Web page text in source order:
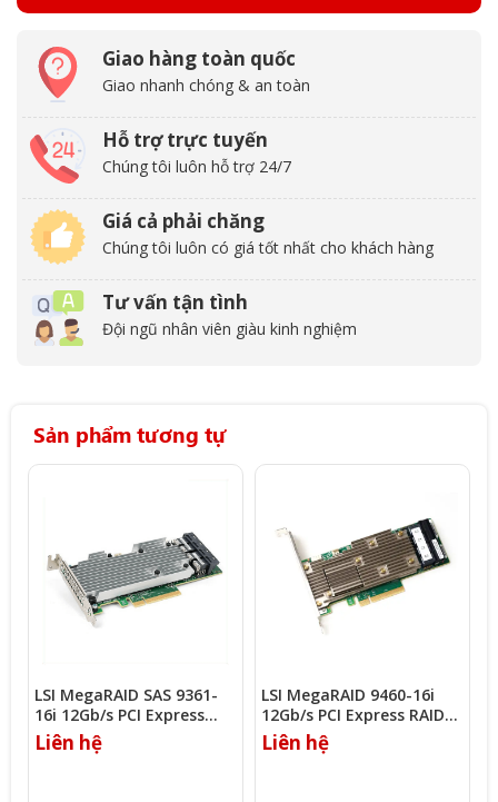
Giao hàng toàn quốc
Giao nhanh chóng & an toàn
Hỗ trợ trực tuyến
Chúng tôi luôn hỗ trợ 24/7
Giá cả phải chăng
Chúng tôi luôn có giá tốt nhất cho khách hàng
Tư vấn tận tình
Đội ngũ nhân viên giàu kinh nghiệm
Sản phẩm tương tự
LSI MegaRAID SAS 9361-
16i 12Gb/s PCI Express
RAID Controller
Liên hệ
LSI MegaRAID 9460-16i
12Gb/s PCI Express RAID
Controller
Liên hệ